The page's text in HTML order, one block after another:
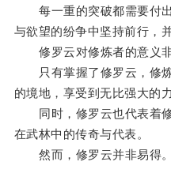
每一重的突破都需要付出
与欲望的纷争中坚持前行，
修罗云对修炼者的意义非
只有掌握了修罗云，修炼
的境地，享受到无比强大的
同时，修罗云也代表着修
在武林中的传奇与代表。
然而，修罗云并非易得。